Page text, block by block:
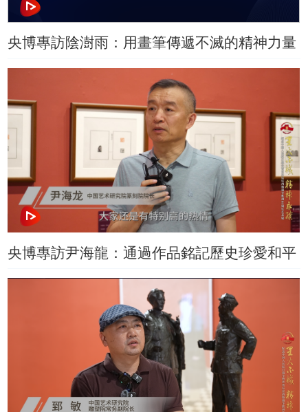
央博專訪陰澍雨：用畫筆傳遞不滅的精神力量
央博專訪尹海龍：通過作品銘記歷史珍愛和平